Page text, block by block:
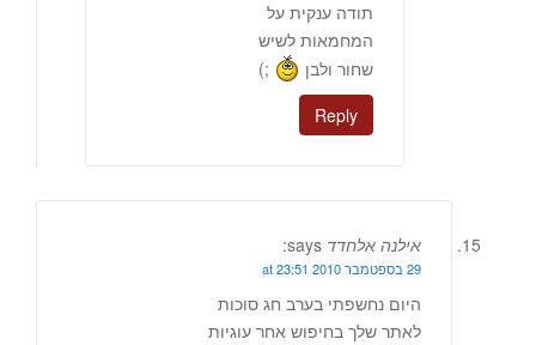
תודה ענקית על
המחמאות לשיש
שחור ולבן
;)
Reply
אילנה אלחדד says:
29 בספטמבר 2010 at 23:51
היום נחשפתי בערב חג סוכות
לאתר שלך בחיפוש אחר עוגיות